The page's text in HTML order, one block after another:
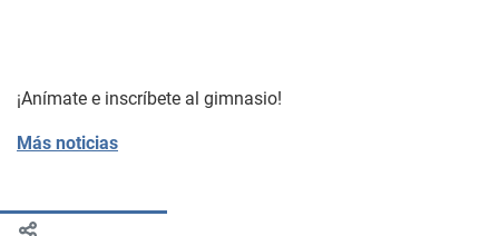
¡Anímate e inscríbete al gimnasio!
Más noticias